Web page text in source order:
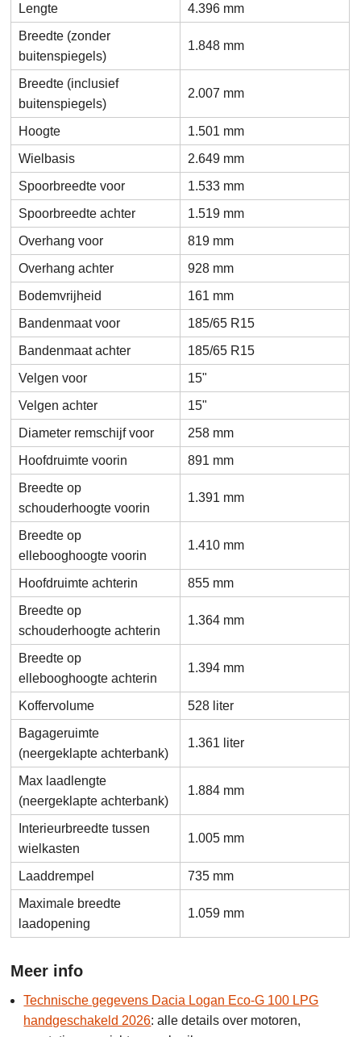
Lengte
4.396 mm
Breedte (zonder
buitenspiegels)
1.848 mm
Breedte (inclusief
buitenspiegels)
2.007 mm
Hoogte
1.501 mm
Wielbasis
2.649 mm
Spoorbreedte voor
1.533 mm
Spoorbreedte achter
1.519 mm
Overhang voor
819 mm
Overhang achter
928 mm
Bodemvrijheid
161 mm
Bandenmaat voor
185/65 R15
Bandenmaat achter
185/65 R15
Velgen voor
15"
Velgen achter
15"
Diameter remschijf voor
258 mm
Hoofdruimte voorin
891 mm
Breedte op
schouderhoogte voorin
1.391 mm
Breedte op
ellebooghoogte voorin
1.410 mm
Hoofdruimte achterin
855 mm
Breedte op
schouderhoogte achterin
1.364 mm
Breedte op
ellebooghoogte achterin
1.394 mm
Koffervolume
528 liter
Bagageruimte
(neergeklapte achterbank)
1.361 liter
Max laadlengte
(neergeklapte achterbank)
1.884 mm
Interieurbreedte tussen
wielkasten
1.005 mm
Laaddrempel
735 mm
Maximale breedte
laadopening
1.059 mm
Meer info
Technische gegevens Dacia Logan Eco-G 100 LPG
handgeschakeld 2026: alle details over motoren,